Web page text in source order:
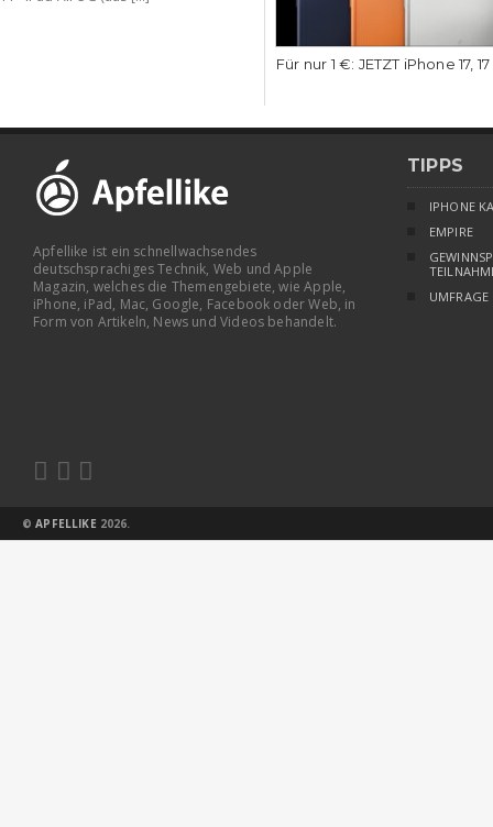
Für nur 1 €: JETZT iPhone 17,
Apfellike ist ein schnellwachsendes
deutschsprachiges Technik, Web und Apple
Magazin, welches die Themengebiete, wie Apple,
iPhone, iPad, Mac, Google, Facebook oder Web, in
Form von Artikeln, News und Videos behandelt.
  
TIPPS
IPHONE
EMPIRE
UMFRAGE
©APFELLIKE 2026.